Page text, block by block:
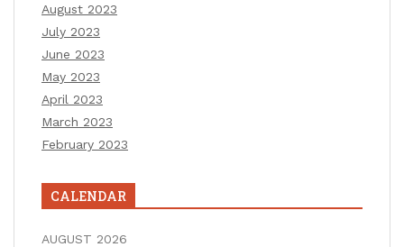
August 2023
July 2023
June 2023
May 2023
April 2023
March 2023
February 2023
CALENDAR
AUGUST 2026